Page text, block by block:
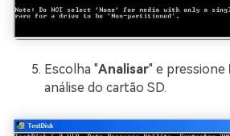
Escolha "Analisar" e pressione
análise do cartão SD.